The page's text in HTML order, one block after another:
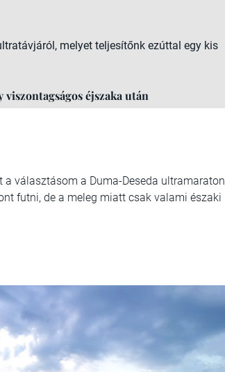
melyet teljesítőnk ezúttal egy kis
éjszaka után
választásom a Duma-Deseda ultramaraton
futni, de a meleg miatt csak valami északi